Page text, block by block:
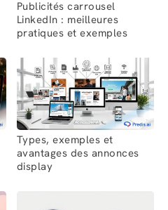
Publicités carrousel
LinkedIn : meilleures
pratiques et exemples
Types, exemples et
avantages des annonces
display